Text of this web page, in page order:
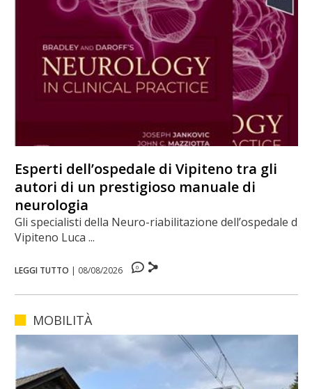
Esperti dell’ospedale di Vipiteno tra gli
autori di un prestigioso manuale di
neurologia
Gli specialisti della Neuro-riabilitazione dell’ospedale di
Vipiteno Luca ...
LEGGI TUTTO | 08/08/2026 0
MOBILITÀ